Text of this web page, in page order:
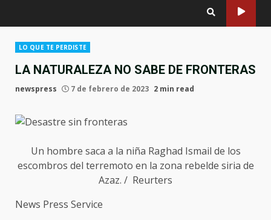
LO QUE TE PERDISTE
LA NATURALEZA NO SABE DE FRONTERAS
newspress 7 de febrero de 2023 2 min read
Un hombre saca a la niña Raghad Ismail de los
escombros del terremoto en la zona rebelde siria de
Azaz. / Reurters
News Press Service